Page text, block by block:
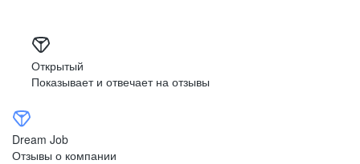
Открытый
Показывает и отвечает на отзывы
Dream Job
Отзывы о компании